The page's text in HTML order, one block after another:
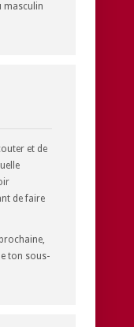
masculin
et de
de faire
ton sous-